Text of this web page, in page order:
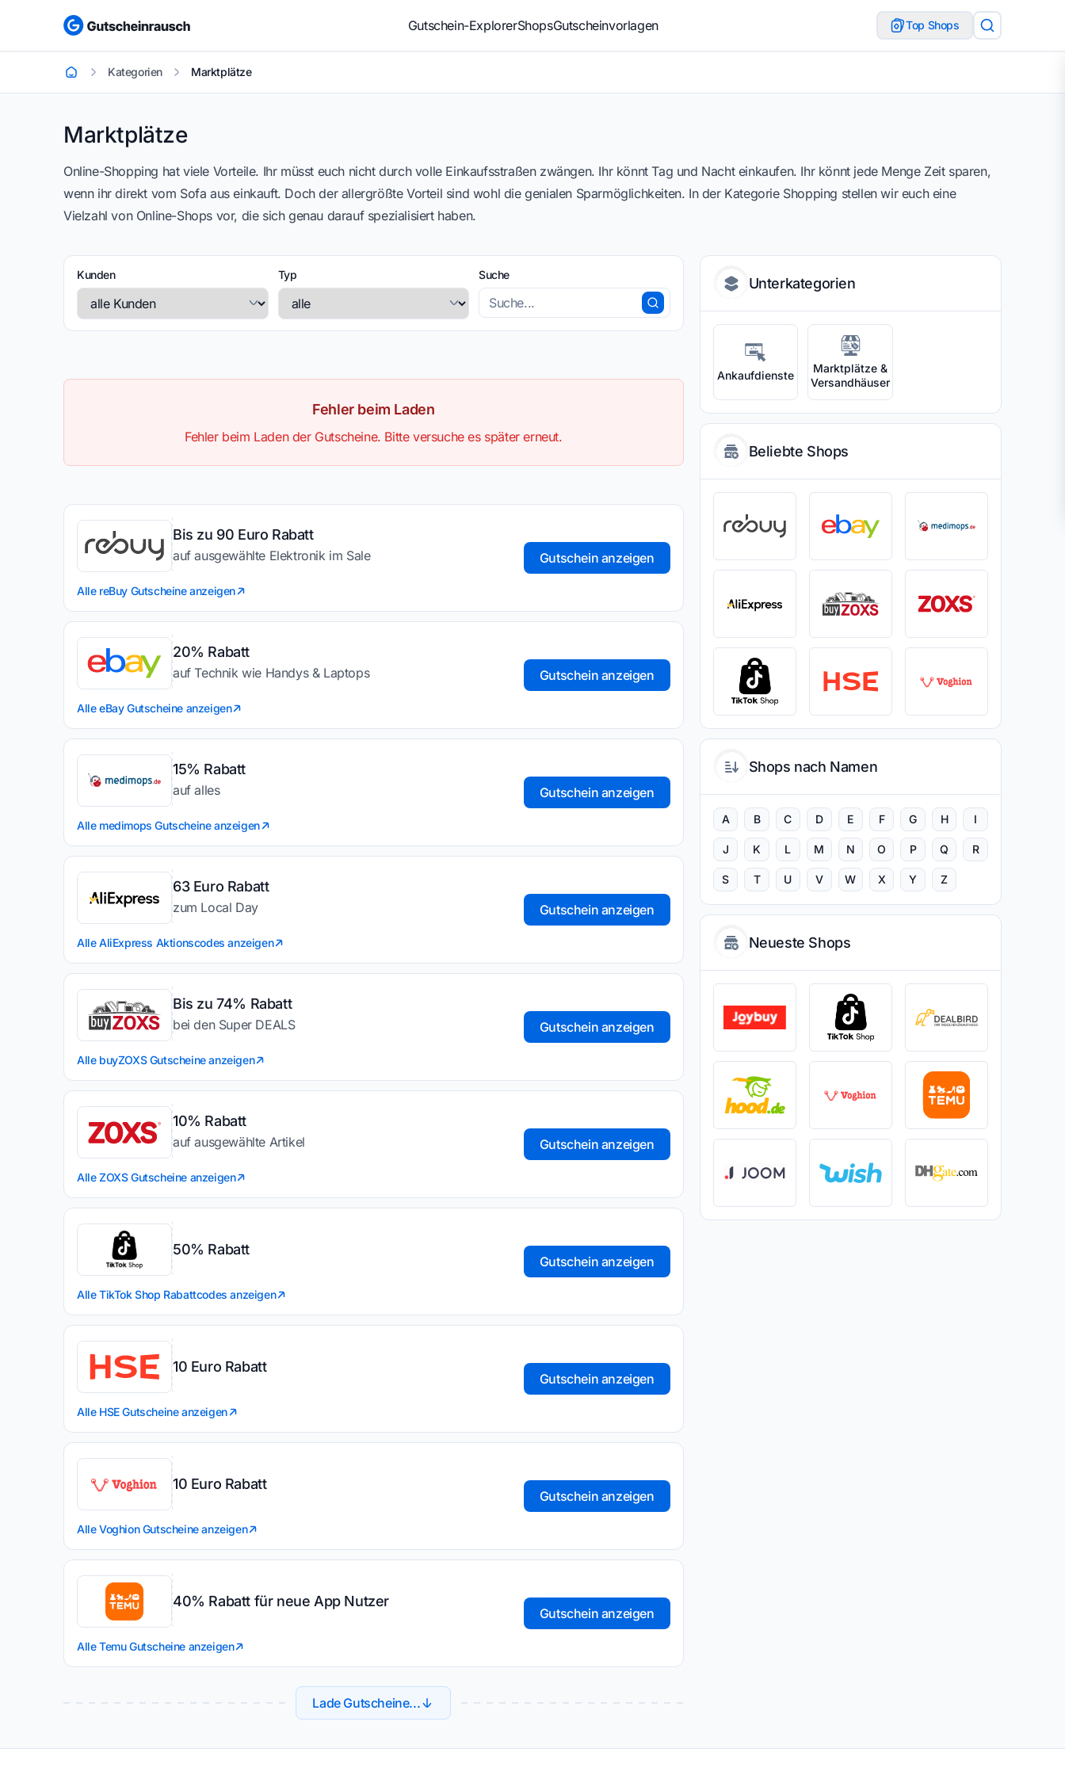
Gutschein-ExplorerShopsGutscheinvorlagen Top Shops
StartseiteKategorien Marktplätze
Marktplätze
Marktplätze
Online-Shopping hat viele Vorteile. Ihr müsst euch nicht durch volle Einkaufsstraßen zwängen. Ihr könnt Tag und Nacht einkaufen. Ihr könnt jede Menge Zeit sparen,
wenn ihr direkt vom Sofa aus einkauft. Doch der allergrößte Vorteil sind wohl die genialen Sparmöglichkeiten. In der Kategorie Shopping stellen wir euch eine
Vielzahl von Online-Shops vor, die sich genau darauf spezialisiert haben.
Kunden Typ Suche
Fehler beim Laden
Fehler beim Laden der Gutscheine. Bitte versuche es später erneut.
Bis zu 90 Euro Rabatt
auf ausgewählte Elektronik im Sale
Alle reBuy Gutscheine anzeigen
Gutschein anzeigen
20% Rabatt
auf Technik wie Handys & Laptops
Alle eBay Gutscheine anzeigen
Gutschein anzeigen
15% Rabatt
auf alles
Alle medimops Gutscheine anzeigen
Gutschein anzeigen
63 Euro Rabatt
zum Local Day
Alle AliExpress Aktionscodes anzeigen
Gutschein anzeigen
Bis zu 74% Rabatt
bei den Super DEALS
Alle buyZOXS Gutscheine anzeigen
Gutschein anzeigen
10% Rabatt
auf ausgewählte Artikel
Alle ZOXS Gutscheine anzeigen
Gutschein anzeigen
50% Rabatt
Alle TikTok Shop Rabattcodes anzeigen
Gutschein anzeigen
10 Euro Rabatt
Alle HSE Gutscheine anzeigen
Gutschein anzeigen
10 Euro Rabatt
Alle Voghion Gutscheine anzeigen
Gutschein anzeigen
40% Rabatt für neue App Nutzer
Alle Temu Gutscheine anzeigen
Gutschein anzeigen
Lade Gutscheine...
Unterkategorien
Ankaufdienste
Marktplätze &
Versandhäuser
Beliebte Shops
Shops nach Namen
A B C D E F G H I
J K L M N O P Q R
S T U V W X Y Z
Neueste Shops